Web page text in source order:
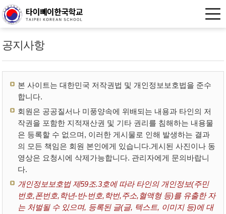
공지사항
본 사이트는 대한민국 저작권법 및 개인정보보호법을 준수
합니다.
회원은 공공질서나 미풍양속에 위배되는 내용과 타인의 저
작권을 포함한 지적재산권 및 기타 권리를 침해하는 내용물
은 등록할 수 없으며, 이러한 게시물로 인해 발생하는 결과
의 모든 책임은 회원 본인에게 있습니다.게시된 사진이나 동
영상은 요청시에 삭제가능합니다. 관리자에게 문의바랍니
다.
개인정보보호법 제59조.3호에 따라 타인의 개인정보(주민
번호,폰번호,학년-반-번호,학번,주소,혈액형 등)를 유출한 자
는 처벌될 수 있으며, 등록된 글(글, 텍스트, 이미지 등)에 대